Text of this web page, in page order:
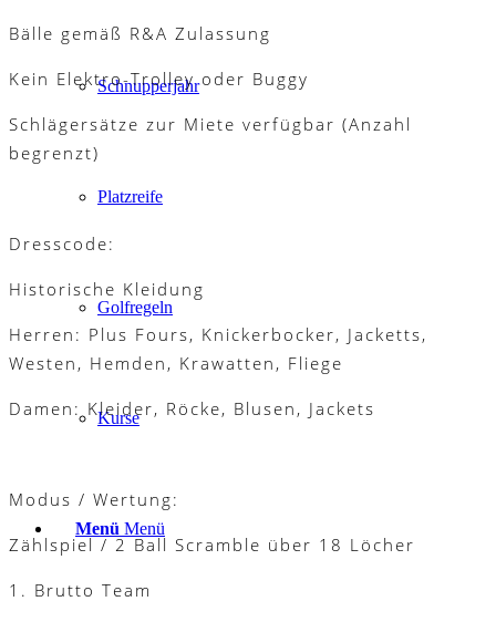
Schnupperjahr
Platzreife
Golfregeln
Kurse
Menü Menü
Bälle gemäß R&A Zulassung
Kein Elektro-Trolley oder Buggy
Schlägersätze zur Miete verfügbar (Anzahl
begrenzt)
Dresscode:
Historische Kleidung
Herren: Plus Fours, Knickerbocker, Jacketts,
Westen, Hemden, Krawatten, Fliege
Damen: Kleider, Röcke, Blusen, Jackets
Modus / Wertung:
Zählspiel / 2 Ball Scramble über 18 Löcher
1. Brutto Team